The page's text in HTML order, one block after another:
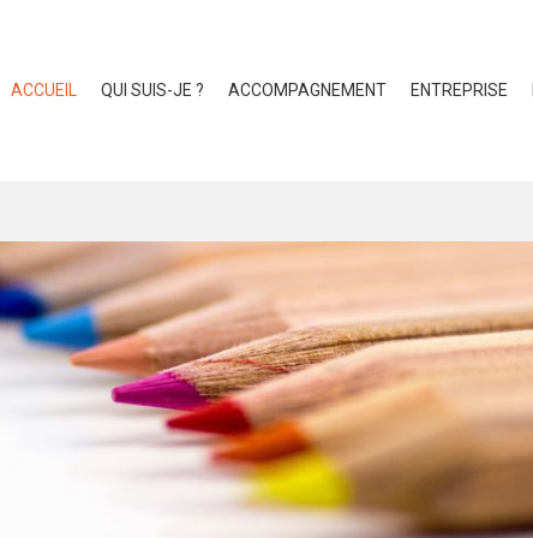
ACCUEIL QUI SUIS-JE ? ACCOMPAGNEMENT ENTREPRISE